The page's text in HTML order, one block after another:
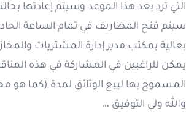
التي ترد بعد هذا الموعد وسيتم إعادتها
سيتم فتح المظاريف في تمام الساعة
بعالية بمكتب مدير إدارة المشتريات
يمكن للراغبين في المشاركة في هذه
المسموح بها لبيع الوثائق لمدة (كما هو
والله ولي التوفيق ،،،